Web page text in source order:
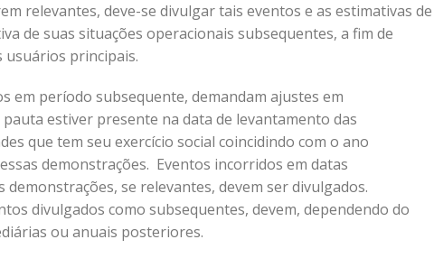
relevantes, deve-se divulgar tais eventos e as estimativas de
de suas situações operacionais subsequentes, a fim de
principais.
em período subsequente, demandam ajustes em
estiver presente na data de levantamento das
que tem seu exercício social coincidindo com o ano
demonstrações. Eventos incorridos em datas
se relevantes, devem ser divulgados.
divulgados como subsequentes, devem, dependendo do
ou anuais posteriores.